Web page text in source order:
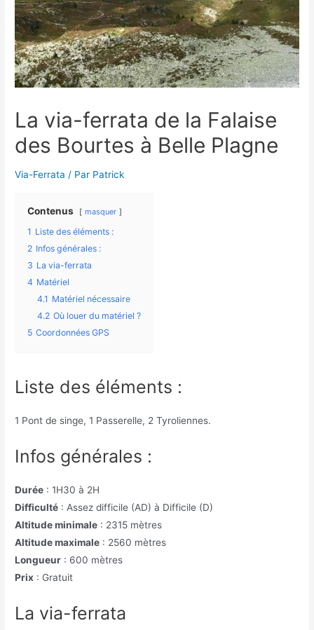
La via-ferrata de la Falaise
des Bourtes à Belle Plagne
Via-Ferrata / Par Patrick
Contenus masquer
1 Liste des éléments :
2 Infos générales :
3 La via-ferrata
4 Matériel
4.1 Matériel nécessaire
4.2 Où louer du matériel ?
5 Coordonnées GPS
Liste des éléments :
1 Pont de singe, 1 Passerelle, 2 Tyroliennes.
Infos générales :
Durée : 1H30 à 2H
Difficulté : Assez difficile (AD) à Difficile (D)
Altitude minimale : 2315 mètres
Altitude maximale : 2560 mètres
Longueur : 600 mètres
Prix : Gratuit
La via-ferrata